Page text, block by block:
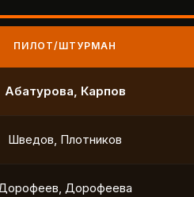
ПИЛОТ/ШТУРМАН
Маслов, Ходько
Чистяков, Петухов
Охотников, Фердман